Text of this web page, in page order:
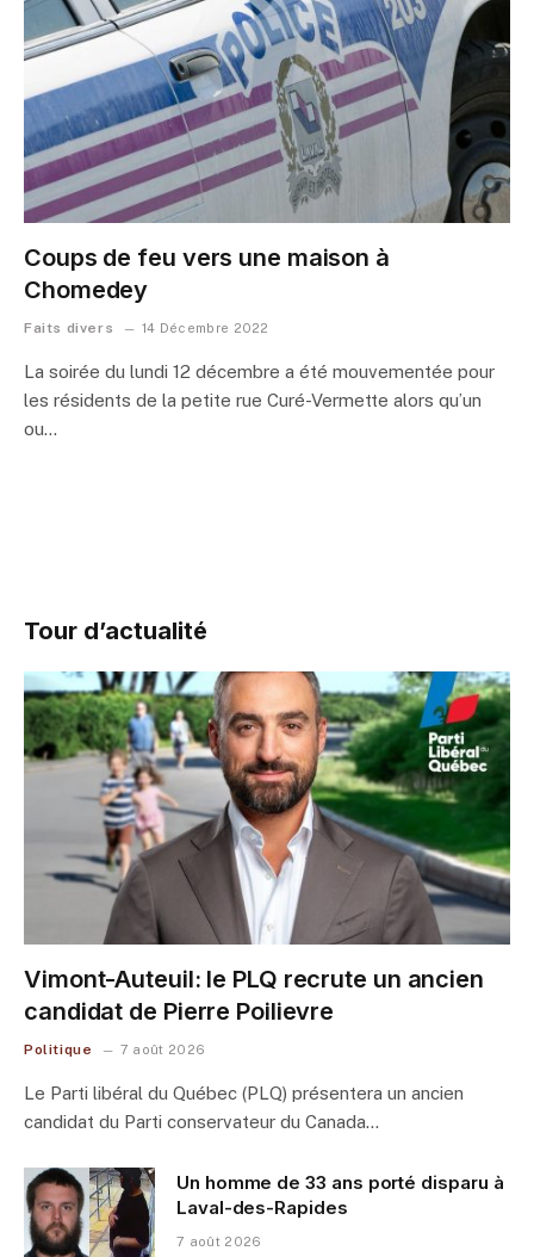
Coups de feu vers une maison à
Chomedey
Faits divers 14 Décembre 2022
La soirée du lundi 12 décembre a été mouvementée pour
les résidents de la petite rue Curé-Vermette alors qu’un
ou…
Tour d’actualité
Vimont-Auteuil: le PLQ recrute un ancien
candidat de Pierre Poilievre
Politique 7 août 2026
Le Parti libéral du Québec (PLQ) présentera un ancien
candidat du Parti conservateur du Canada…
Un homme de 33 ans porté disparu à
Laval-des-Rapides
7 août 2026